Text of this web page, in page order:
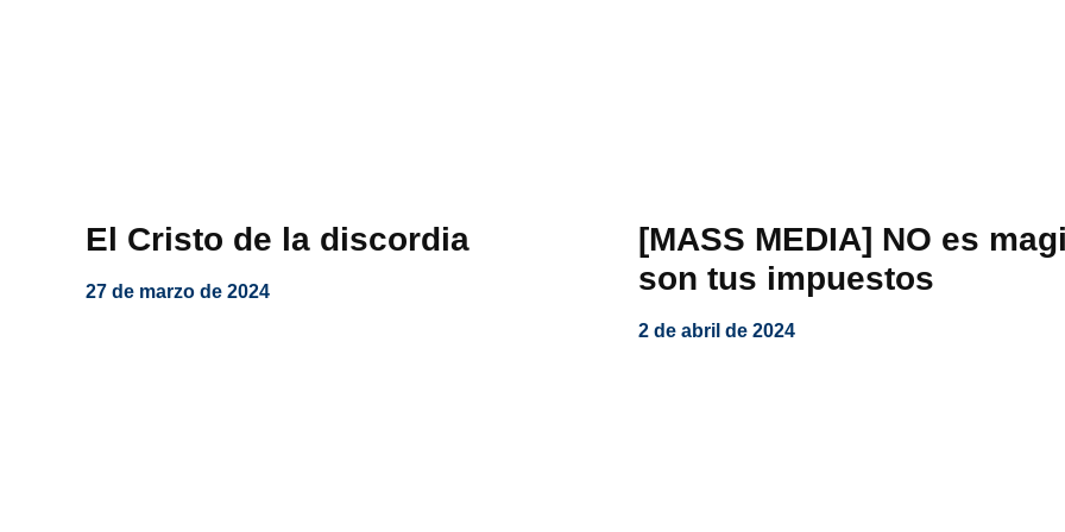
El Cristo de la discordia
27 de marzo de 2024
[MASS MEDIA] NO es
son tus impuestos
2 de abril de 2024